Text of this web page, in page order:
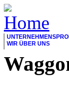
WIR ÜBER UNS